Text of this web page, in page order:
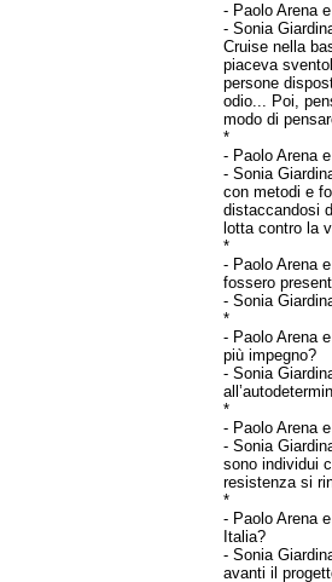
- Paolo Arena
- Sonia
Cruise nella
piaceva
persone
odio... Poi,
modo di
*
- Paolo Arena
- Sonia
con metodi e
distaccandosi
lotta contro la
*
- Paolo Arena
fossero
- Sonia
*
- Paolo Arena
più impegno?
- Sonia
*
- Paolo Arena
- Sonia
sono individui
resistenza si
*
- Paolo Arena
Italia?
- Sonia
avanti il